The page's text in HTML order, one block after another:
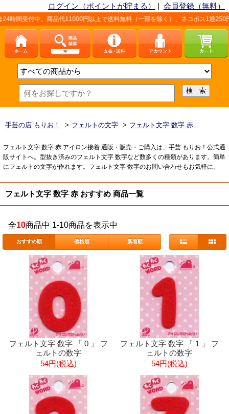
ログイン（ポイントが貯まる） | 会員登録（無料）
受付中。商品代11000円以上で送料無料（一部を除く）、ネコポス1通250円
手芸の店 もりお！ > フェルトの文字 > フェルト文字 数字 赤
フェルト文字 数字 赤 アイロン接着 通販・販売・ご購入は、手芸 もりお！公式通
販サイトへ。型抜き済みのフェルト文字 数字など数多くの種類があります。簡単
にフェルトの文字が作れます。フェルト文字 数字のお問い合わせもお気軽に。
フェルト文字 数字 赤 おすすめ 商品一覧
全10商品中 1-10商品を表示中
おすすめ順 価格順 新着順
フェルト文字 数字 「 0 」 フ
ェルトの数字
54円(税込)
フェルト文字 数字 「 1 」 フ
ェルトの数字
54円(税込)